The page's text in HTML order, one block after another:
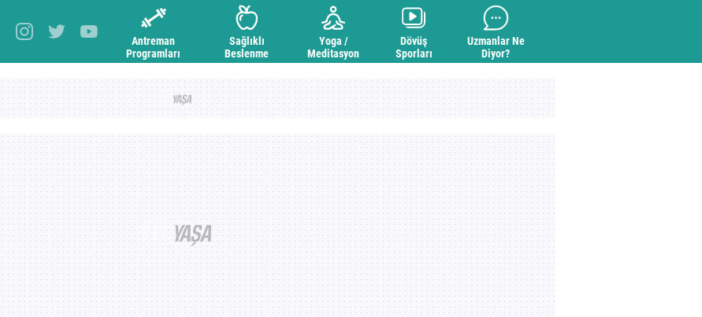
Antreman
Programları
Sağlıklı
Beslenme
Yoga /
Meditasyon
Dövüş
Sporları
Uzmanlar Ne
Diyor?